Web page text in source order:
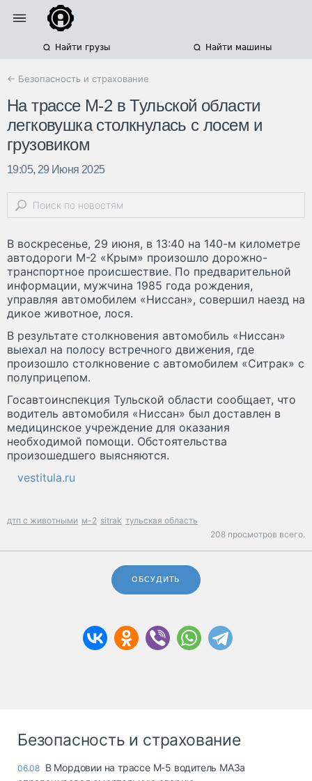
Найти грузы Найти машины
← Безопасность и страхование
На трассе М-2 в Тульской области
легковушка столкнулась с лосем и
грузовиком
19:05, 29 Июня 2025
В воскресенье, 29 июня, в 13:40 на 140-м километре
автодороги М-2 «Крым» произошло дорожно-
транспортное происшествие. По предварительной
информации, мужчина 1985 года рождения,
управляя автомобилем «Ниссан», совершил наезд на
дикое животное, лося.
В результате столкновения автомобиль «Ниссан»
выехал на полосу встречного движения, где
произошло столкновение с автомобилем «Ситрак» с
полуприцепом.
Госавтоинспекция Тульской области сообщает, что
водитель автомобиля «Ниссан» был доставлен в
медицинское учреждение для оказания
необходимой помощи. Обстоятельства
произошедшего выясняются.
vestitula.ru
дтп с животными м-2 sitrak тульская область
208 просмотров всего.
ОБСУДИТЬ
Безопасность и страхование
06.08 В Мордовии на трассе М-5 водитель МАЗа